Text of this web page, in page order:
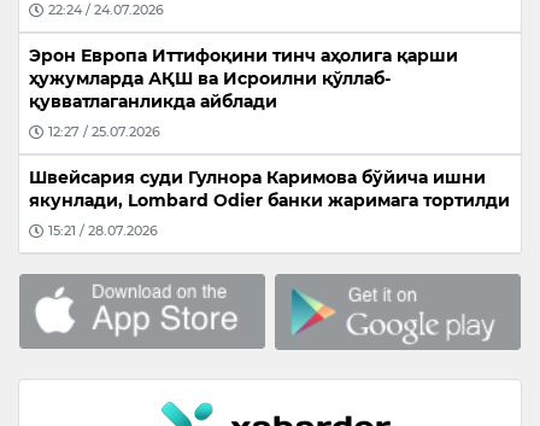
22:24 / 24.07.2026
Эрон Европа Иттифоқини тинч аҳолига қарши
ҳужумларда АҚШ ва Исроилни қўллаб-
қувватлаганликда айблади
12:27 / 25.07.2026
Швейсария суди Гулнора Каримова бўйича ишни
якунлади, Lombard Odier банки жаримага тортилди
15:21 / 28.07.2026